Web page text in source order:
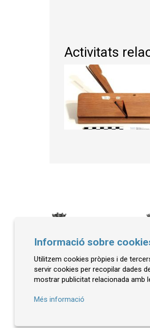
Activitats
© Museu de la
C. d'Ullà, 27-31 | 17257
Tel. 972 755 180 a/e:
Informació sobre
Utilitzem cookies pròpies i de
servir cookies per recopilar dades
mostrar publicitat relacionada amb
Més informació